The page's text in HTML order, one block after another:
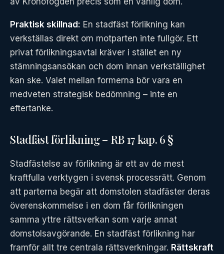
Praktisk skillnad: En stadfäst förlikning kan
verkställas direkt om motparten inte fullgör. Ett
privat förlikningsavtal kräver i stället en ny
stämningsansökan och dom innan verkställighet
kan ske. Valet mellan formerna bör vara en
medveten strategisk bedömning – inte en
eftertanke.
Stadfäst förlikning – RB 17 kap. 6 §
Stadfästelse av förlikning är ett av de mest
kraftfulla verktygen i svensk processrätt. Genom
att parterna begär att domstolen stadfäster deras
överenskommelse i en dom får förlikningen
samma yttre rättsverkan som varje annat
domstolsavgörande. En stadfäst förlikning har
framför allt tre centrala rättsverkningar. Rättskraft